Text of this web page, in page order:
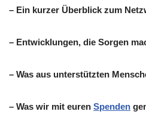
– Ein kurzer Überblick zum
– Entwicklungen, die Sorgen
– Was aus unterstützten
– Was wir mit euren Spenden